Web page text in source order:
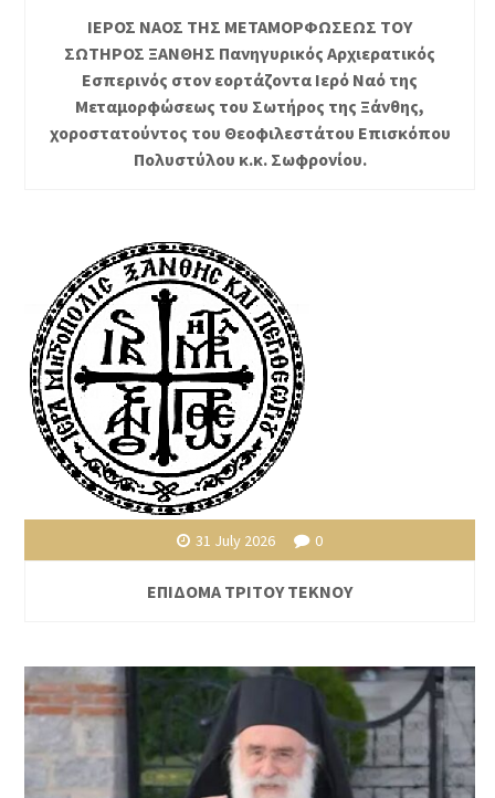
ΙΕΡΟΣ ΝΑΟΣ ΤΗΣ ΜΕΤΑΜΟΡΦΩΣΕΩΣ ΤΟΥ
ΣΩΤΗΡΟΣ ΞΑΝΘΗΣ Πανηγυρικός Αρχιερατικός
Εσπερινός στον εορτάζοντα Ιερό Ναό της
Μεταμορφώσεως του Σωτήρος της Ξάνθης,
χοροστατούντος του Θεοφιλεστάτου Επισκόπου
Πολυστύλου κ.κ. Σωφρονίου.
31 July 2026 0
ΕΠΙΔΟΜΑ ΤΡΙΤΟΥ ΤΕΚΝΟΥ